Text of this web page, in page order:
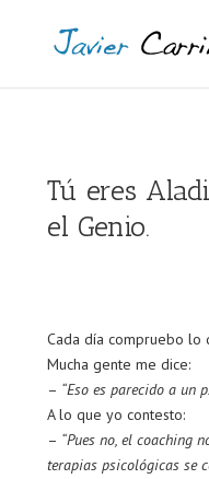
Tú eres
el Genio.
Cada día compruebo lo
Mucha gente me dice:
– “Eso es parecido a un
A lo que yo contesto:
– “Pues no, el coaching
terapias psicológicas se